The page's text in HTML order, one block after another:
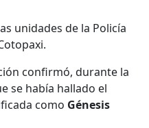
unidades de la Policía
confirmó, durante la
se había hallado el
como Génesis